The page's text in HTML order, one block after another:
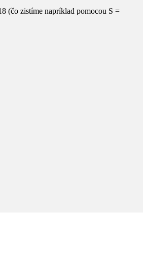
(čo zistíme napríklad pomocou S =